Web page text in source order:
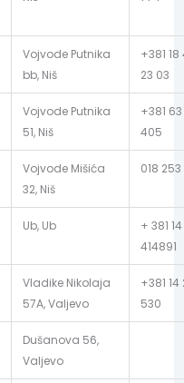
Vojvode Putnika
bb, Niš
+381
23 03
Vojvode Putnika
51, Niš
+381
405
Vojvode Mišića
32, Niš
018
Ub, Ub
+ 381 14
414891
Vladike Nikolaja
57A, Valjevo
+381 14
530
Dušanova 56,
Valjevo